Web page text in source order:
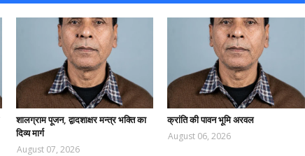
शालग्राम पूजन, द्वादशाक्षर मन्त्र भक्ति का
दिव्य मार्ग
August 07, 2026
क्रांति की पावन भूमि अरवल
August 06, 2026